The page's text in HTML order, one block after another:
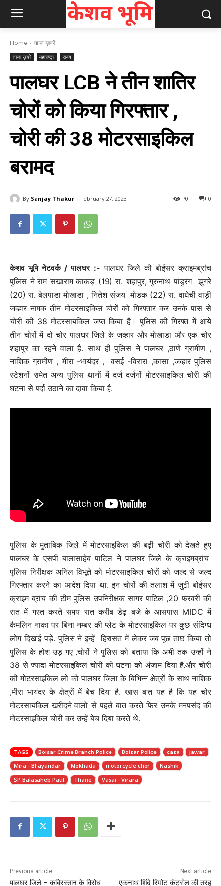
Home ताजा ख़बरें
ताजा ख़बरें महाराष्ट्र राज्य
पालघर LCB ने तीन शातिर
चोरों को किया गिरफ्तार ,
चोरी की 38 मोटरसाइकिल
बरामद
By Sanjay Thakur February 27, 2023 0
70
केशव भूमि नेटवर्क / पालघर :- पालघर जिले की बोईसर क्राइमब्रांच
पुलिस ने राम सखाराम काकड़ (19) रा. शहापुर, गुरुनाथ पांडुरंग झुगरे
(20) रा. बेलपाडा मोखाडा , नितेश संजय मोडक (22) रा. वाघेची वाड़ी
जव्हार नामक तीन मोटरसाइकिल चोरों को गिरफ्तार कर उनके पास से
चोरी की 38 मोटरसायकिल जप्त किया है। पुलिस की गिरफ्त में आये
तीन चोरों में दो चोर पालघर जिले के जव्हार और मोखाडा और एक चोर
शहापुर का रहने वाला है. साथ ही पुलिस ने पालघर ,ठाणे ग्रामीण ,
नाशिक ग्रामीण , मीरा -भायंदर , वसई -विरारा ,कासा ,जव्हार पुलिस
स्टेशनों समेत अन्य पुलिस थानों में दर्ज दर्जनों मोटरसाइकिल चोरी की
घटना से पर्दा उठाने का दावा किया है.
पुलिस के मुताबिक जिले में मोटरसाइकिल की बढ़ी चोरी को देखते हुए
पालघर के एसपी बालासाहेब पाटिल ने पालघर जिले के क्राइमब्रांच
पुलिस निरीक्षक अनिल विभूते को मोटरसाइकिल चोरों को जल्द से जल्द
गिरफ्तार करने का आदेश दिया था. इन चोरों की तलाश में जुटी बोईसर
क्राइम ब्रांच की टीम पुलिस उपनिरीक्षक सागर पाटिल ,20 फरवरी की
रात में गस्त करते समय रात करीब डेढ़ बजे के आसपास MIDC में
कैमलिन नाका पर बिना नम्बर की प्लेट के मोटरसाइकिल पर कुछ संदिग्ध
लोग दिखाई पड़े. पुलिस ने इन्हें हिरासत में लेकर जब पूछ ताछ किया तो
पुलिस के होश उड़ गए .चोरों ने पुलिस को बताया कि अभी तक उन्हों ने
38 से ज्यादा मोटरसाइकिल चोरी की घटना को अंजाम दिया है.और चोरी
की मोटरसाइकिल लो को पालघर जिला के बिभिन्न क्षेत्रों के साथ नाशिक
,मीरा भायंदर के क्षेत्रों में बेच दिया है. खास बात यह है कि यह चोर
मोटरसायकिल खरीदने वालों से पहले बात करते फिर उनके मनपसंद की
मोटरसाइकिल चोरी कर उन्हें बेच दिया करते थे.
TAGS Boisar Crime Branch Police Boisar Police casa
jawar
Mira - Bhayandar
Mokhada motorcycle chor
Nashik
SP Balasaheb Patil
Thane Vasai - Virara
Previous article
पालघर जिले – कब्रिस्तान के विरोध
Next article
एकनाथ शिंदे रिमोट कंट्रोल की तरह